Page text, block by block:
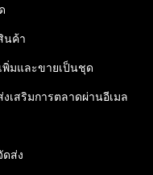
นค้า
พิ่มและขายเป็นชุด
งเสริมการตลาดผ่านอีเมล
ดส่ง